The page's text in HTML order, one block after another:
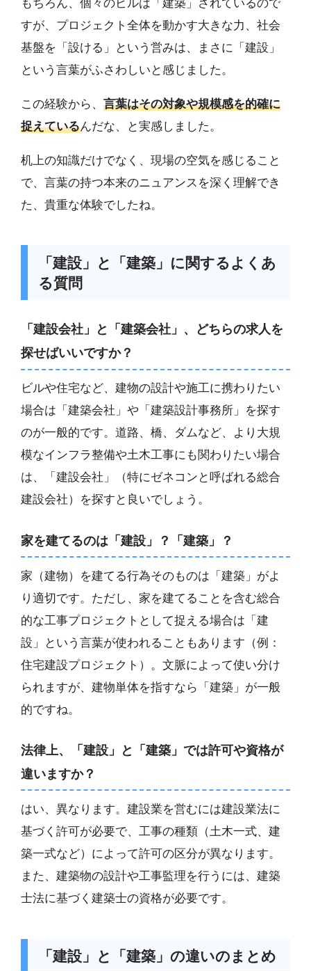
もちろん、個々のビルは「建築」されているので
すが、プロジェクト全体を動かす大きな力、社会
基盤を「設ける」という営みは、まさに「建設」
という言葉がふさわしいと感じました。
この経験から、 言葉はその対象や規模感を的確に
捉えているんだな、と実感しました。
机上の知識だけでなく、現場の空気を感じること
で、言葉の持つ本来のニュアンスを深く理解でき
た、貴重な体験でしたね。
「建設」と「建築」に関するよくあ
る質問
「建設会社」と「建築会社」、どちらの求人を
探せばいいですか？
ビルや住宅など、建物の設計や施工に携わりたい
場合は「建築会社」や「建築設計事務所」を探す
のが一般的です。道路、橋、ダムなど、より大規
模なインフラ整備や土木工事にも関わりたい場合
は、「建設会社」（特にゼネコンと呼ばれる総合
建設会社）を探すと良いでしょう。
家を建てるのは「建設」？「建築」？
家（建物）を建てる行為そのものは「建築」がよ
り適切です。ただし、家を建てることを含む総合
的な工事プロジェクトとして捉える場合は「建
設」という言葉が使われることもあります（例：
住宅建設プロジェクト）。文脈によって使い分け
られますが、建物単体を指すなら「建築」が一般
的ですね。
法律上、「建設」と「建築」では許可や資格が
違いますか？
はい、異なります。建設業を営むには建設業法に
基づく許可が必要で、工事の種類（土木一式、建
築一式など）によって許可の区分が異なります。
また、建築物の設計や工事監理を行うには、建築
士法に基づく建築士の資格が必要です。
「建設」と「建築」の違いのまとめ